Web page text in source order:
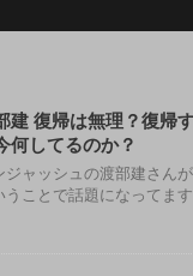
建 復帰は無理？復帰
何してるのか？
ジャッシュの渡部建さん
うことで話題になってま